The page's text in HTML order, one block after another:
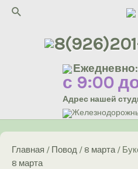
Перейти
Поиск
Ежедневно:
с 9:00
Адрес нашей
Главная / Повод / 8 марта/
8 марта